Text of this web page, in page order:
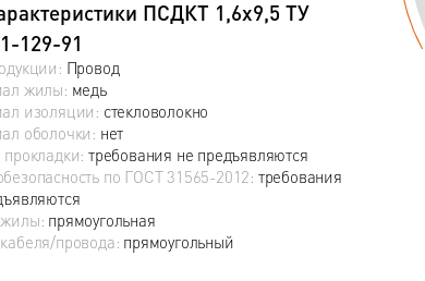
ПСДКТ 1,6х9,5 ТУ
129-91
Провод
жилы: медь
изоляции: стекловолокно
оболочки: нет
требования не предъявляются
по ГОСТ 31565-2012: требования
прямоугольная
провода: прямоугольный